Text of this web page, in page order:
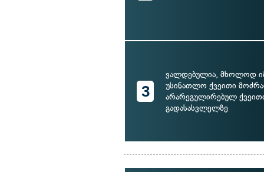
3
ვალდებულია, მხოლოდ
უსინათლო ქვეითი
არარეგულირებულ
გადასასვლელზე